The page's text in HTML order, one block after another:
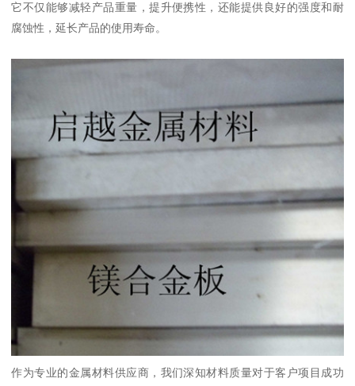
它不仅能够减轻产品重量，提升便携性，还能提供良好的强度和耐
腐蚀性，延长产品的使用寿命。
作为专业的金属材料供应商，我们深知材料质量对于客户项目成功